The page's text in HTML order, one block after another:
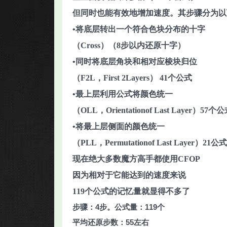
但同时也能有效地增加速度。其步骤分为以
•将底层转出一个符合色块分布的十字
（Cross）（8步以内还原十字）
•同时将底层角块和相对应棱块归位
（F2L，First 2Layers） 41个公式
•最上层利用公式将颜色统一
（OLL，Orientationof Last Layer）57个公
•将最上层侧面的颜色统一
（PLL，Permutationof Last Layer）21公式
现在绝大多数魔方高手都使用CFOP
因为相对于它能达到的速度来说
119个公式的记忆量就显得不多了
步骤：4步。公式量：119个
平均还原步数：55左右